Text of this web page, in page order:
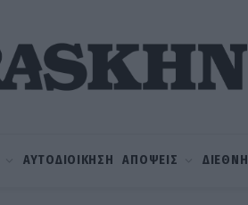
ΑΥΤΟΔΙΟΙΚΗΣΗ ΑΠΟΨΕΙΣ ΔΙΕΘΝΗ